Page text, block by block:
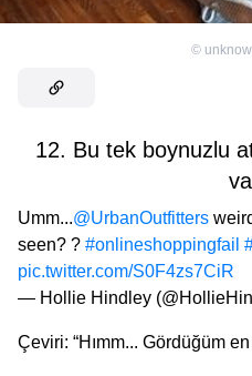
©
12. Bu tek boynuzlu
Umm...@UrbanOutfitters
seen? ? #onlineshoppingfail
pic.twitter.com/S0F4zs7CiR
— Hollie Hindley
Çeviri: “Hımm... Gördüğüm